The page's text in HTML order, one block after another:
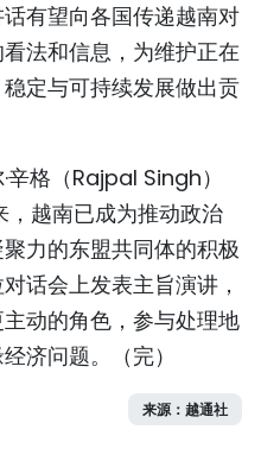
有望向各国传递越南对
法和信息，为维护正在
定与可持续发展做出贡
格（Rajpal Singh）
越南已成为推动政治
力的东盟共同体的积极
话会上发表主旨演讲，
动的角色，参与处理地
济问题。（完）
来源：越通社